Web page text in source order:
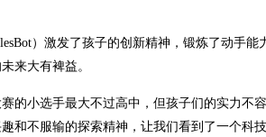
）激发了孩子的创新精神，锻炼了动手
来大有裨益。
的小选手最大不过高中，但孩子们的实力不
和不服输的探索精神，让我们看到了一个科